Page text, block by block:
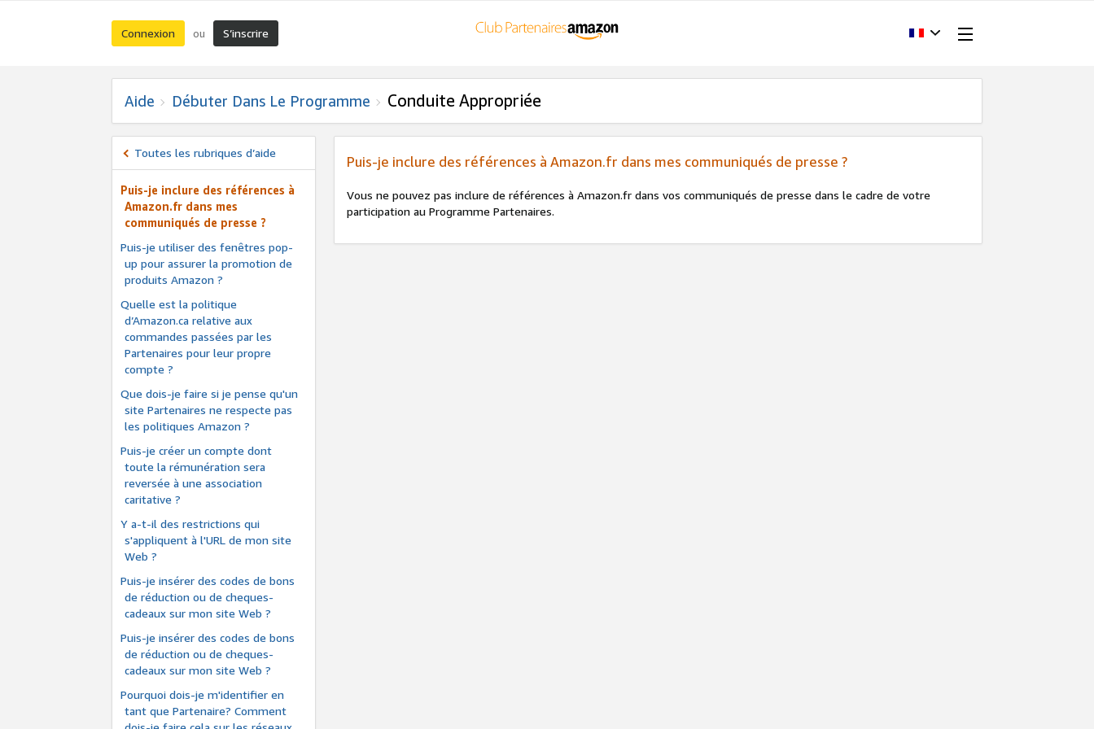
Connexion ou S’inscrire
Aide Débuter Dans Le Programme Conduite Appropriée
Toutes les rubriques d’aide
Puis-je inclure des références à
Amazon.fr dans mes
communiqués de presse ?
Puis-je utiliser des fenêtres pop-
up pour assurer la promotion de
produits Amazon ?
Quelle est la politique
d’Amazon.ca relative aux
commandes passées par les
Partenaires pour leur propre
compte ?
Que dois-je faire si je pense qu'un
site Partenaires ne respecte pas
les politiques Amazon ?
Puis-je créer un compte dont
toute la rémunération sera
reversée à une association
caritative ?
Y a-t-il des restrictions qui
s'appliquent à l'URL de mon site
Web ?
Puis-je insérer des codes de bons
de réduction ou de cheques-
cadeaux sur mon site Web ?
Puis-je insérer des codes de bons
de réduction ou de cheques-
cadeaux sur mon site Web ?
Pourquoi dois-je m'identifier en
tant que Partenaire? Comment
Puis-je inclure des références à Amazon.fr dans mes communiqués de presse ?
Vous ne pouvez pas inclure de références à Amazon.fr dans vos communiqués de presse dans le cadre de votre
participation au Programme Partenaires.